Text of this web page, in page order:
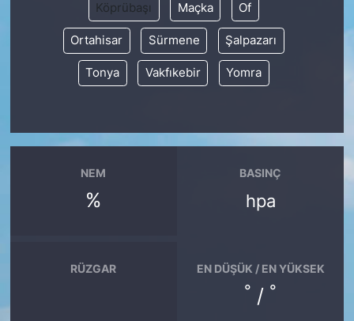
Köprübaşı Maçka Of
Ortahisar Sürmene Şalpazarı
Tonya Vakfıkebir Yomra
NEM
%
BASINÇ
hpa
RÜZGAR EN DÜŞÜK / EN YÜKSEK
° / °